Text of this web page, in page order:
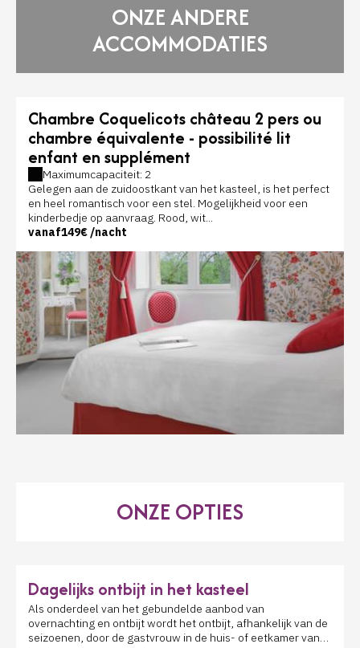
ONZE ANDERE
ACCOMMODATIES
Chambre Coquelicots château 2 pers ou
chambre équivalente - possibilité lit
enfant en supplément
Maximumcapaciteit: 2
Gelegen aan de zuidoostkant van het kasteel, is het perfect
en heel romantisch voor een stel. Mogelijkheid voor een
kinderbedje op aanvraag. Rood, wit...
vanaf149€ /nacht
ONZE OPTIES
Dagelijks ontbijt in het kasteel
Als onderdeel van het gebundelde aanbod van
overnachting en ontbijt wordt het ontbijt, afhankelijk van de
seizoenen, door de gastvrouw in de huis- of eetkamer van